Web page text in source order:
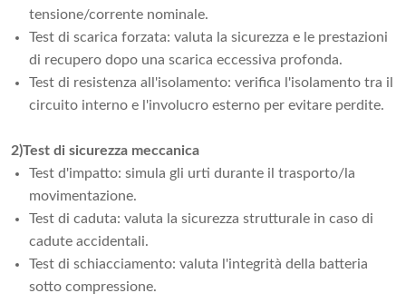
tensione/corrente nominale.
Test di scarica forzata: valuta la sicurezza e le prestazioni
di recupero dopo una scarica eccessiva profonda.
Test di resistenza all'isolamento: verifica l'isolamento tra il
circuito interno e l'involucro esterno per evitare perdite.
2)Test di sicurezza meccanica
Test d'impatto: simula gli urti durante il trasporto/la
movimentazione.
Test di caduta: valuta la sicurezza strutturale in caso di
cadute accidentali.
Test di schiacciamento: valuta l'integrità della batteria
sotto compressione.